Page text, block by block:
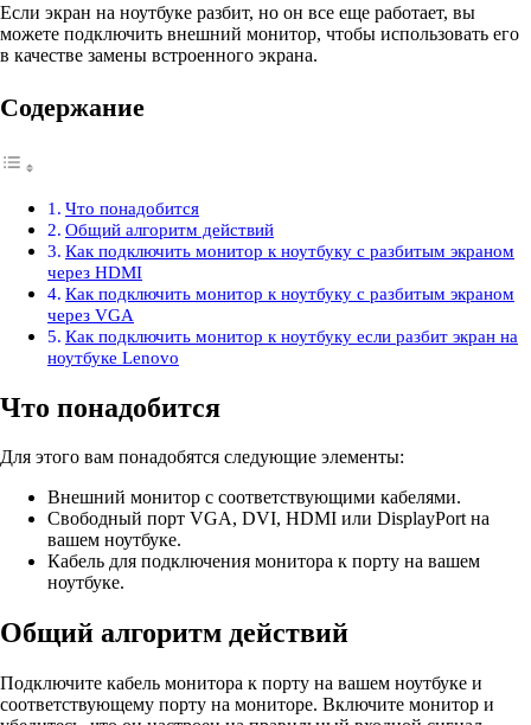
Если экран на ноутбуке разбит, но он все еще работает, вы
можете подключить внешний монитор, чтобы использовать его
в качестве замены встроенного экрана.
Содержание
Что понадобится
Общий алгоритм действий
Как подключить монитор к ноутбуку с разбитым экраном
через HDMI
Как подключить монитор к ноутбуку с разбитым экраном
через VGA
Как подключить монитор к ноутбуку если разбит экран на
ноутбуке Lenovo
Что понадобится
Для этого вам понадобятся следующие элементы:
Внешний монитор с соответствующими кабелями.
Свободный порт VGA, DVI, HDMI или DisplayPort на
вашем ноутбуке.
Кабель для подключения монитора к порту на вашем
ноутбуке.
Общий алгоритм действий
Подключите кабель монитора к порту на вашем ноутбуке и
соответствующему порту на мониторе. Включите монитор и